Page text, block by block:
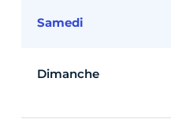
Samedi
Dimanche